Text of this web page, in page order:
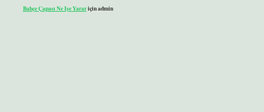
Bahçe Çapası Ne Işe Yarariçinadmin